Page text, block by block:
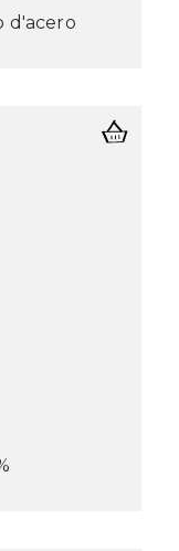
d'acero